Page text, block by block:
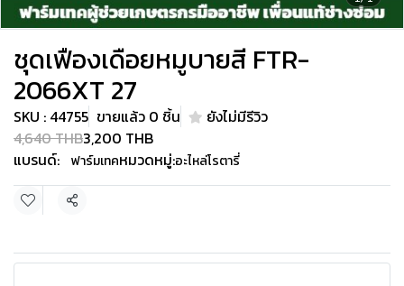
ชุดเฟืองเดือยหมูบายสี FTR-
2066XT 27
SKU : 44755 ขายแล้ว 0 ชิ้น
ยังไม่มีรีวิว
4,640 THB3,200 THB
แบรนด์:
ฟาร์มเทคหมวดหมู่:อะไหล่โรตารี่
แชร์